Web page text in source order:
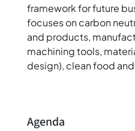
framework for future
focuses on carbon
and products,
machining tools,
design), clean food
Agenda